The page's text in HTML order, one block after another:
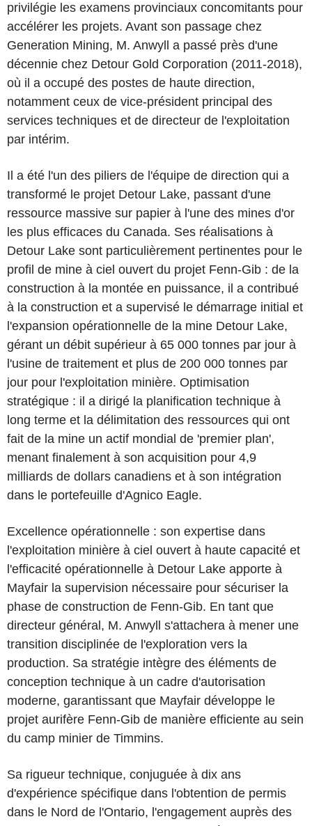
privilégie les examens provinciaux concomitants pour
accélérer les projets. Avant son passage chez
Generation Mining, M. Anwyll a passé près d'une
décennie chez Detour Gold Corporation (2011-2018),
où il a occupé des postes de haute direction,
notamment ceux de vice-président principal des
services techniques et de directeur de l'exploitation
par intérim.
Il a été l'un des piliers de l'équipe de direction qui a
transformé le projet Detour Lake, passant d'une
ressource massive sur papier à l'une des mines d'or
les plus efficaces du Canada. Ses réalisations à
Detour Lake sont particulièrement pertinentes pour le
profil de mine à ciel ouvert du projet Fenn-Gib : de la
construction à la montée en puissance, il a contribué
à la construction et a supervisé le démarrage initial et
l'expansion opérationnelle de la mine Detour Lake,
gérant un débit supérieur à 65 000 tonnes par jour à
l'usine de traitement et plus de 200 000 tonnes par
jour pour l'exploitation minière. Optimisation
stratégique : il a dirigé la planification technique à
long terme et la délimitation des ressources qui ont
fait de la mine un actif mondial de 'premier plan',
menant finalement à son acquisition pour 4,9
milliards de dollars canadiens et à son intégration
dans le portefeuille d'Agnico Eagle.
Excellence opérationnelle : son expertise dans
l'exploitation minière à ciel ouvert à haute capacité et
l'efficacité opérationnelle à Detour Lake apporte à
Mayfair la supervision nécessaire pour sécuriser la
phase de construction de Fenn-Gib. En tant que
directeur général, M. Anwyll s'attachera à mener une
transition disciplinée de l'exploration vers la
production. Sa stratégie intègre des éléments de
conception technique à un cadre d'autorisation
moderne, garantissant que Mayfair développe le
projet aurifère Fenn-Gib de manière efficiente au sein
du camp minier de Timmins.
Sa rigueur technique, conjuguée à dix ans
d'expérience spécifique dans l'obtention de permis
dans le Nord de l'Ontario, l'engagement auprès des